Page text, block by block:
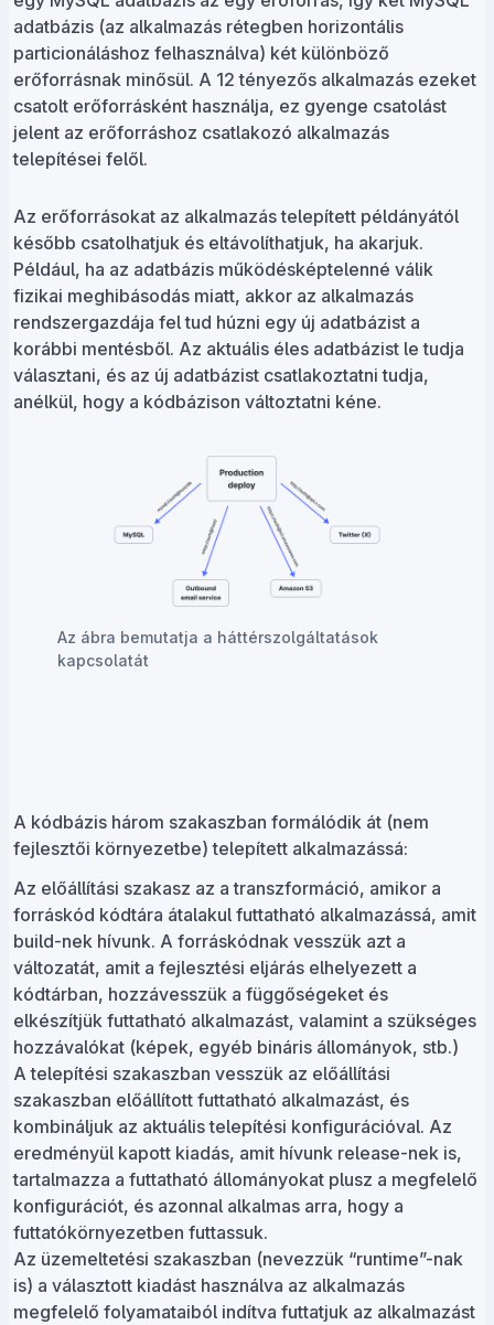
adatbázis (az alkalmazás rétegben horizontális
particionáláshoz felhasználva) két különböző
erőforrásnak minősül. A 12 tényezős alkalmazás ezeket
csatolt erőforrásként használja, ez gyenge csatolást
jelent az erőforráshoz csatlakozó alkalmazás
telepítései felől.
Az erőforrásokat az alkalmazás telepített példányától
később csatolhatjuk és eltávolíthatjuk, ha akarjuk.
Például, ha az adatbázis működésképtelenné válik
fizikai meghibásodás miatt, akkor az alkalmazás
rendszergazdája fel tud húzni egy új adatbázist a
korábbi mentésből. Az aktuális éles adatbázist le tudja
választani, és az új adatbázist csatlakoztatni tudja,
anélkül, hogy a kódbázison változtatni kéne.
Az ábra bemutatja a háttérszolgáltatások
kapcsolatát
A kódbázis három szakaszban formálódik át (nem
fejlesztői környezetbe) telepített alkalmazássá:
Az előállítási szakasz az a transzformáció, amikor a
forráskód kódtára átalakul futtatható alkalmazássá, amit
build-nek hívunk. A forráskódnak vesszük azt a
változatát, amit a fejlesztési eljárás elhelyezett a
kódtárban, hozzávesszük a függőségeket és
elkészítjük futtatható alkalmazást, valamint a szükséges
hozzávalókat (képek, egyéb bináris állományok, stb.)
A telepítési szakaszban vesszük az előállítási
szakaszban előállított futtatható alkalmazást, és
kombináljuk az aktuális telepítési konfigurációval. Az
eredményül kapott kiadás, amit hívunk release-nek is,
tartalmazza a futtatható állományokat plusz a megfelelő
konfigurációt, és azonnal alkalmas arra, hogy a
futtatókörnyezetben futtassuk.
Az üzemeltetési szakaszban (nevezzük “runtime”-nak
is) a választott kiadást használva az alkalmazás
megfelelő folyamataiból indítva futtatjuk az alkalmazást